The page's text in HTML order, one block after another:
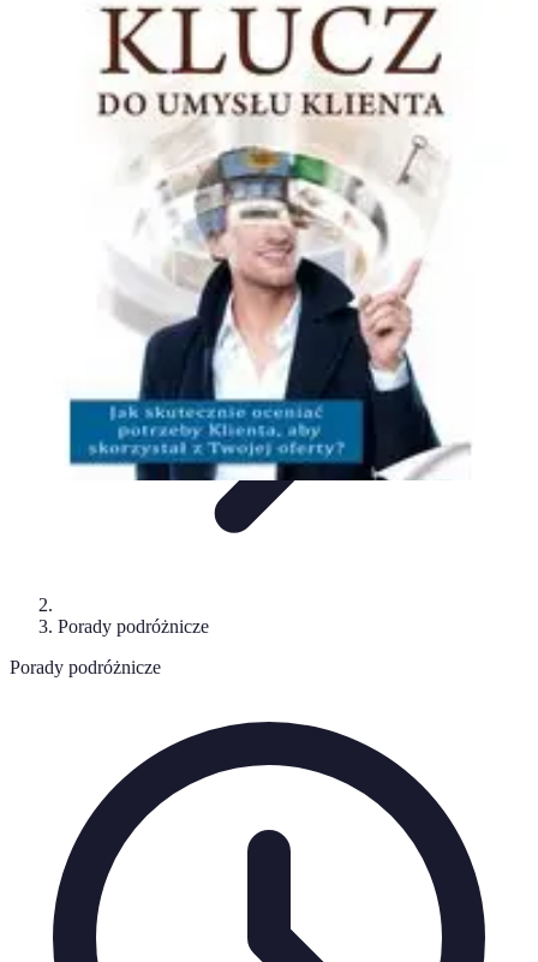
Oferty Wyjazdowe
Zdrowe wakacjeRodzinne Wakacje Aktywne WakacjeRodzinne
Wakacyjne Kierunki
Oferty Wyjazdowe
Porady podróżnicze
Porady podróżnicze